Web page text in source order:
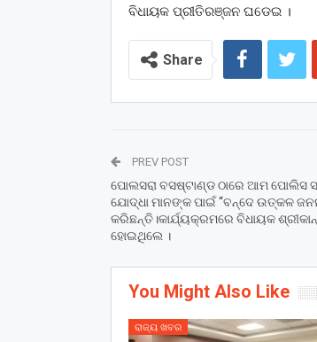
ବିଧାୟକ ପ୍ରୀତିରଞ୍ଜନ ଘଡେଇ ।
Share
PREV POST
ପୋଲସରା ବସଷ୍ଟାଣ୍ଡ ଠାରେ ଆମ ପୋଲିସ
ଯୋଦ୍ଧା ମାନଙ୍କ ପାଇଁ “ବନ୍ଦେ ଉତ୍କଳ
କରିଛନ୍ତି।କାର୍ଯ୍ୟକ୍ରମରେ ବିଧାୟକ
ହୋଇଥିଲେ ।
You Might Also Like
ରାଜ୍ୟ ଖବର